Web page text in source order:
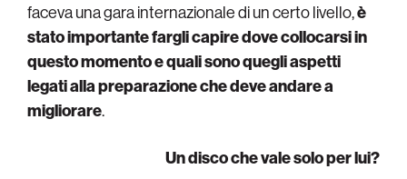
faceva una gara internazionale di un certo livello,è
stato importante fargli capire dove collocarsi in
questo momento e quali sono quegli aspetti
legati alla preparazione che deve andare a
migliorare.
Un disco che vale solo per lui?